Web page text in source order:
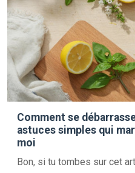
Comment se
astuces simples qui
moi
Bon, si tu tombes sur cet